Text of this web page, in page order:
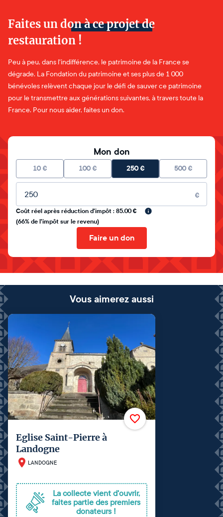
Faites un don à ce projet de
restauration !
Peu à peu, dans l'indifférence, le patrimoine de la France se
dégrade. La Fondation du patrimoine et ses plus de 1 000
bénévoles relèvent chaque jour le défi de sauver ce patrimoine
pour le transmettre aux générations suivantes, à travers toute la
France. Pour nous aider, faites un don.
Mon don
10 € 100 € 250€ 500 €
Montant libre
€
Coût réel après réduction d'impôt : 85.00 €
(66% de l'impôt sur le revenu)
Faire un don
Vous aimerez aussi
Eglise Saint-Pierre à
Landogne
LANDOGNE
La collecte vient d'ouvrir,
faites partie des premiers
donateurs !